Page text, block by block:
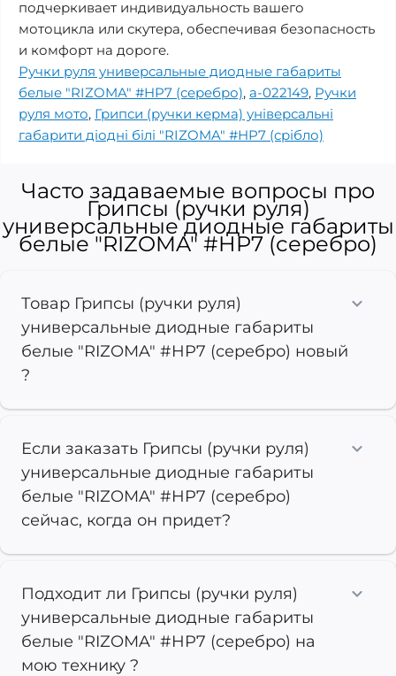
подчеркивает индивидуальность вашего
мотоцикла или скутера, обеспечивая безопасность
и комфорт на дороге.
Ручки руля универсальные диодные габариты
белые "RIZOMA" #HP7 (серебро), a-022149, Ручки
руля мото, Грипси (ручки керма) універсальні
габарити діодні білі "RIZOMA" #HP7 (срібло)
Часто задаваемые вопросы про
Грипсы (ручки руля)
универсальные диодные габариты
белые "RIZOMA" #HP7 (серебро)
Товар Грипсы (ручки руля)
универсальные диодные габариты
белые "RIZOMA" #HP7 (серебро) новый
?
Если заказать Грипсы (ручки руля)
универсальные диодные габариты
белые "RIZOMA" #HP7 (серебро)
сейчас, когда он придет?
Подходит ли Грипсы (ручки руля)
универсальные диодные габариты
белые "RIZOMA" #HP7 (серебро) на
мою технику ?